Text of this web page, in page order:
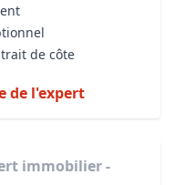
de côte
de l'expert
immobilier -